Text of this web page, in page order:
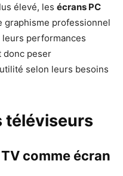
élevé, les écrans PC
graphisme professionnel
performances
donc peser
selon leurs besoins
téléviseurs
comme écran